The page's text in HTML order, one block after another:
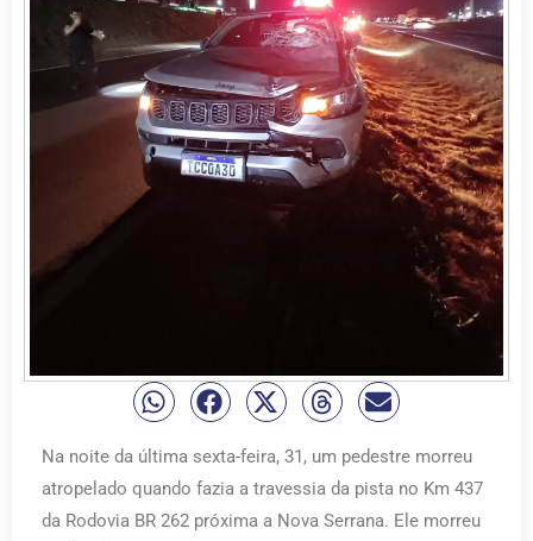
Na noite da última sexta-feira, 31, um pedestre morreu
atropelado quando fazia a travessia da pista no Km 437
da Rodovia BR 262 próxima a Nova Serrana. Ele morreu